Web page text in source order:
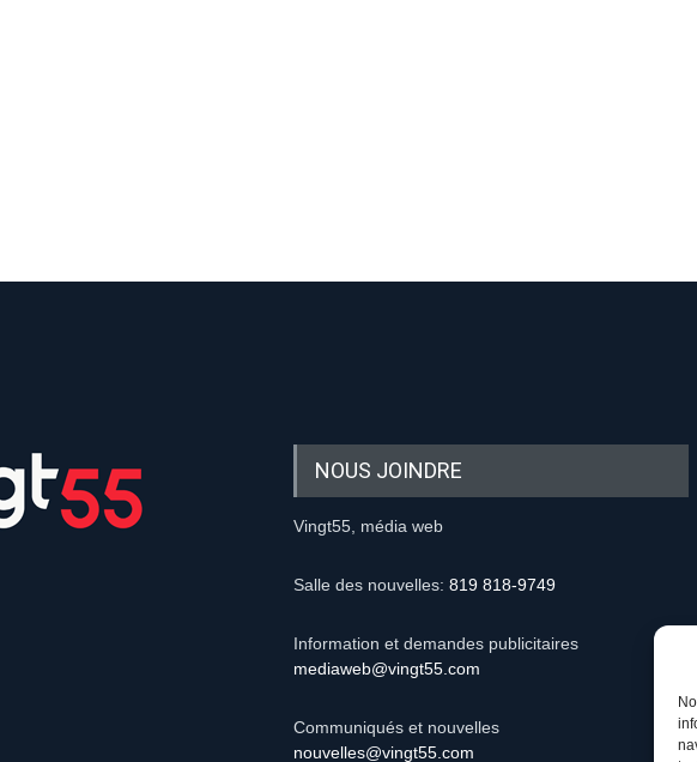
NOUS JOINDRE
Vingt55, média web
Salle des nouvelles: 819 818-9749
Information et demandes publicitaires
mediaweb@vingt55.com
Communiqués et nouvelles
nouvelles@vingt55.com